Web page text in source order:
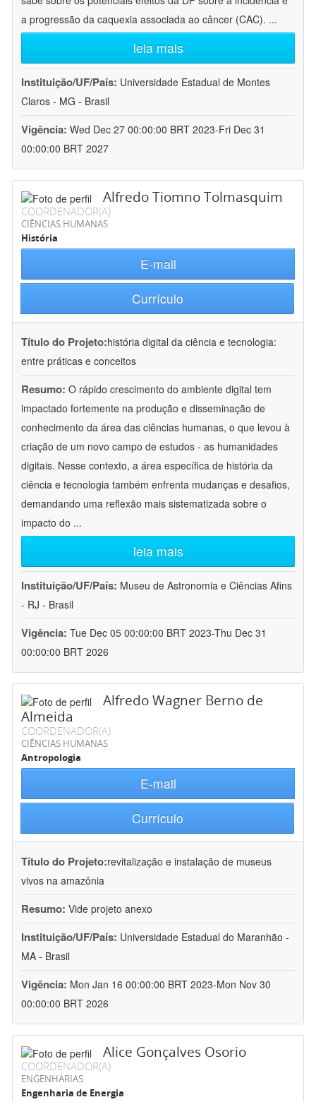
a progressão da caquexia associada ao câncer (CAC). ...
leia mais
Instituição/UF/País: Universidade Estadual de Montes
Claros - MG - Brasil
Vigência: Wed Dec 27 00:00:00 BRT 2023-Fri Dec 31
00:00:00 BRT 2027
Alfredo Tiomno Tolmasquim
COORDENADOR(A)
CIÊNCIAS HUMANAS
História
E-mail
Currículo
Título do Projeto:história digital da ciência e tecnologia:
entre práticas e conceitos
Resumo: O rápido crescimento do ambiente digital tem
impactado fortemente na produção e disseminação de
conhecimento da área das ciências humanas, o que levou à
criação de um novo campo de estudos - as humanidades
digitais. Nesse contexto, a área específica de história da
ciência e tecnologia também enfrenta mudanças e desafios,
demandando uma reflexão mais sistematizada sobre o
impacto do ...
leia mais
Instituição/UF/País: Museu de Astronomia e Ciências Afins
- RJ - Brasil
Vigência: Tue Dec 05 00:00:00 BRT 2023-Thu Dec 31
00:00:00 BRT 2026
Alfredo Wagner Berno de
Almeida
COORDENADOR(A)
CIÊNCIAS HUMANAS
Antropologia
E-mail
Currículo
Título do Projeto:revitalização e instalação de museus
vivos na amazônia
Resumo: Vide projeto anexo
Instituição/UF/País: Universidade Estadual do Maranhão -
MA - Brasil
Vigência: Mon Jan 16 00:00:00 BRT 2023-Mon Nov 30
00:00:00 BRT 2026
Alice Gonçalves Osorio
COORDENADOR(A)
ENGENHARIAS
Engenharia de Energia